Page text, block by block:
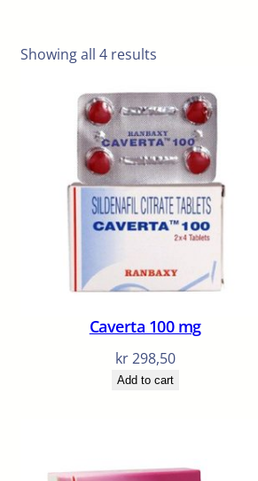
Showing all 4 results
Caverta 100 mg
kr298,50
Add to cart